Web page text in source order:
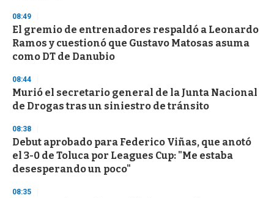
08:49
El gremio de entrenadores respaldó a Leonardo
Ramos y cuestionó que Gustavo Matosas asuma
como DT de Danubio
08:44
Murió el secretario general de la Junta Nacional
de Drogas tras un siniestro de tránsito
08:38
Debut aprobado para Federico Viñas, que anotó
el 3-0 de Toluca por Leagues Cup: "Me estaba
desesperando un poco"
08:35